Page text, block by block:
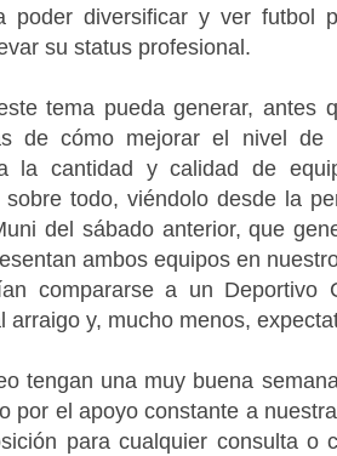
poder diversificar y ver futbol
su status profesional.
tema pueda generar, antes
de cómo mejorar el nivel de
la cantidad y calidad de
sobre todo, viéndolo desde la
del sábado anterior, que
ambos equipos en
compararse a un Deportivo
arraigo y, mucho menos,
tengan una muy buena
por el apoyo constante a
para cualquier consulta o